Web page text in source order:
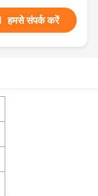
हमसे संपर्क करें